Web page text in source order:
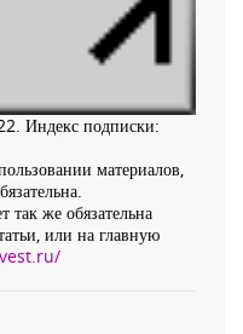
Индекс подписки:
материалов,
так же обязательна
или на главную